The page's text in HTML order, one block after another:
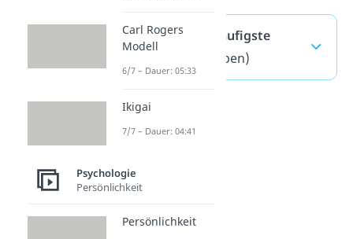
Selbstliebe — häufigste
(ausklappen)
Carl Rogers
Modell
6/7 – Dauer: 05:33
Ikigai
7/7 – Dauer: 04:41
Psychologie
Persönlichkeit
Persönlichkeit